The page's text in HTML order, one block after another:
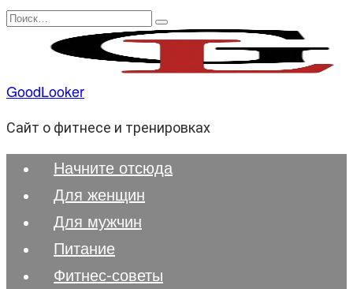
Перейти
содержанию
Search
GoodLooker
Сайт о фитнесе и тренировках
Начните отсюда
Для женщин
Для мужчин
Питание
Фитнес-советы